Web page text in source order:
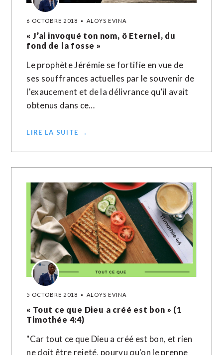
6 OCTOBRE 2018 ALOYS EVINA
« J’ai invoqué ton nom, ô Eternel, du
fond de la fosse »
Le prophète Jérémie se fortifie en vue de
ses souffrances actuelles par le souvenir de
l'exaucement et de la délivrance qu'il avait
obtenus dans ce…
LIRE LA SUITE →
5 OCTOBRE 2018 ALOYS EVINA
« Tout ce que Dieu a créé est bon » (1
Timothée 4:4)
"Car tout ce que Dieu a créé est bon, et rien
ne doit être rejeté, pourvu qu'on le prenne